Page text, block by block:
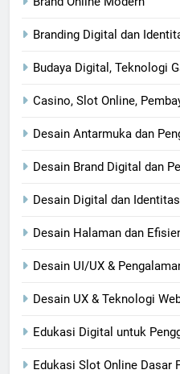
Branding Digital dan
Budaya Digital, Teknologi
Casino, Slot Online,
Desain Antarmuka dan
Desain Brand Digital dan
Desain Digital dan
Desain Halaman dan
Desain UI/UX &
Desain UX & Teknologi
Edukasi Digital untuk
Edukasi Slot Online Dasar